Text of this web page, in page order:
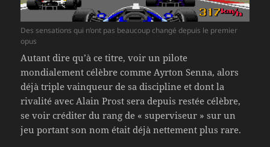
Des sensations qui n’ont pas beaucoup changé depuis le premier
opus
Autant dire qu’à ce titre, voir un pilote
mondialement célèbre comme Ayrton Senna, alors
déjà triple vainqueur de sa discipline et dont la
rivalité avec Alain Prost sera depuis restée célèbre,
se voir créditer du rang de « superviseur » sur un
jeu portant son nom était déjà nettement plus rare.